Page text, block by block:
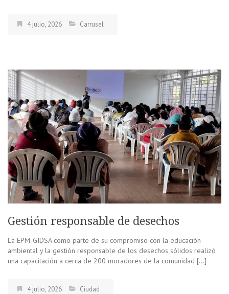
4 julio, 2026 Carrusel
Gestión responsable de desechos
La EPM-GIDSA como parte de su compromiso con la educación
ambiental y la gestión responsable de los desechos sólidos realizó
una capacitación a cerca de 200 moradores de la comunidad […]
4 julio, 2026 Ciudad